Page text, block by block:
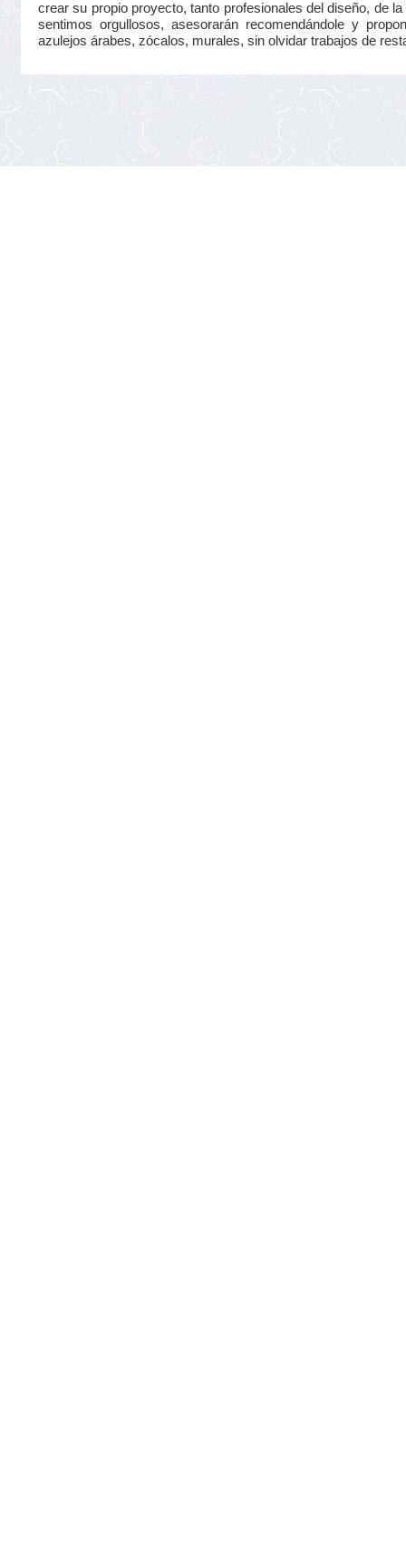
crear su propio proyecto, tanto profesionales del diseño, de
sentimos orgullosos, asesorarán recomendándole y
azulejos árabes, zócalos, murales, sin olvidar trabajos de